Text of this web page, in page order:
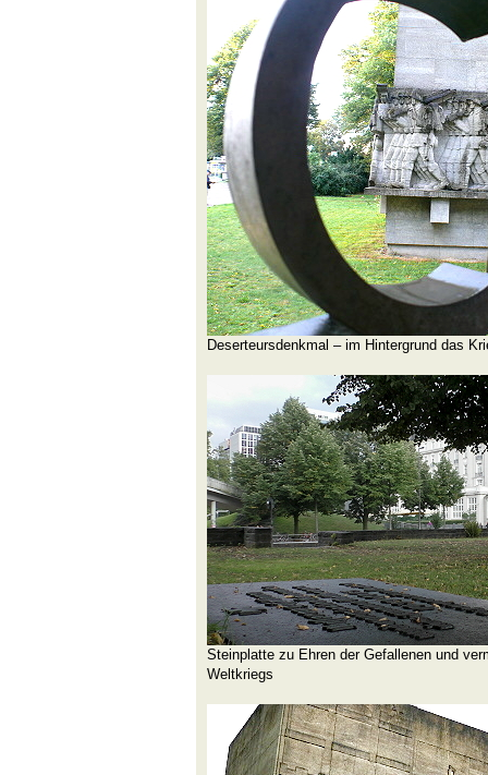
Deserteursdenkmal – im Hintergrund das
Steinplatte zu Ehren der Gefallenen und
Weltkriegs